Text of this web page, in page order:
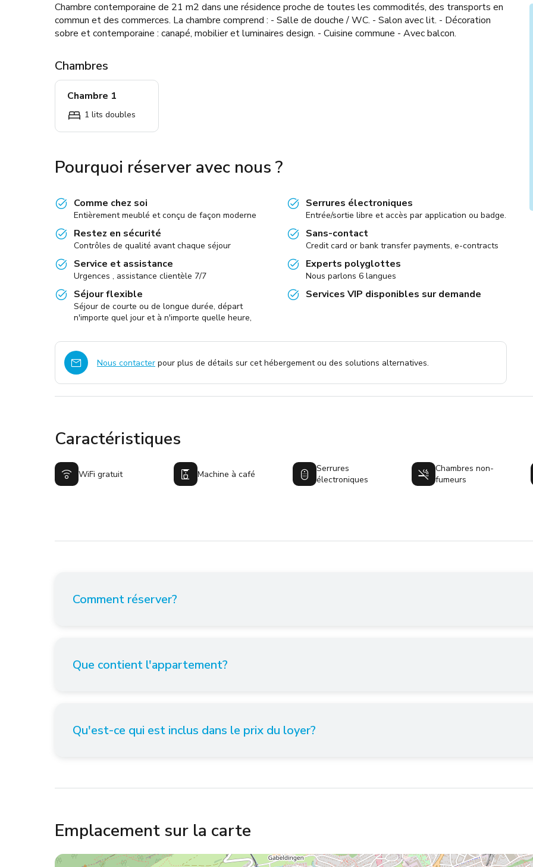
Chambre contemporaine de 21 m2 dans une résidence proche de toutes les commodités, des transports en
commun et des commerces. La chambre comprend : - Salle de douche / WC. - Salon avec lit. - Décoration
sobre et contemporaine : canapé, mobilier et luminaires design. - Cuisine commune - Avec balcon.
Chambres
Chambre 1
1 lits doubles
Pourquoi réserver avec nous ?
Comme chez soi
Entièrement meublé et conçu de façon moderne
Serrures électroniques
Entrée/sortie libre et accès par application ou badge.
Restez en sécurité
Contrôles de qualité avant chaque séjour
Sans-contact
Credit card or bank transfer payments, e-contracts
Service et assistance
Urgences , assistance clientèle 7/7
Experts polyglottes
Nous parlons 6 langues
Séjour flexible
Séjour de courte ou de longue durée, départ
n'importe quel jour et à n'importe quelle heure,
Services VIP disponibles sur demande
Nous contacter pour plus de détails sur cet hébergement ou des solutions alternatives.
Caractéristiques
WiFi gratuit Machine à café
Serrures
électroniques
Chambres non-
fumeurs
Comment réserver?
Que contient l'appartement?
Qu'est-ce qui est inclus dans le prix du loyer?
Emplacement sur la carte